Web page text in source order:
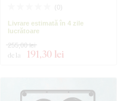
( 0)
Livrare estimată în 4 zile
lucrătoare
de la 191,30 lei
255,00 lei